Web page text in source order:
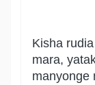
Kisha
mara,
manyonge